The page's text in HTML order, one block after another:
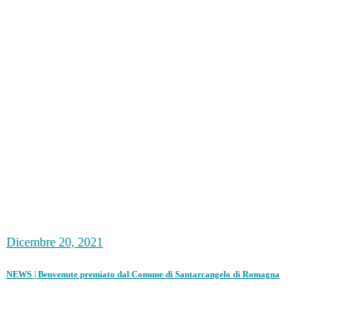
Dicembre 20, 2021
NEWS | Benvenute premiato dal Comune di Santarcangelo di Romagna